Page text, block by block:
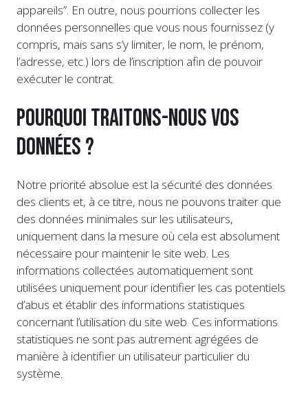
appareils”. En outre, nous pourrions collecter les
données personnelles que vous nous fournissez (y
compris, mais sans s’y limiter, le nom, le prénom,
l’adresse, etc.) lors de l’inscription afin de pouvoir
exécuter le contrat.
Pourquoi traitons-nous vos
données ?
Notre priorité absolue est la sécurité des données
des clients et, à ce titre, nous ne pouvons traiter que
des données minimales sur les utilisateurs,
uniquement dans la mesure où cela est absolument
nécessaire pour maintenir le site web. Les
informations collectées automatiquement sont
utilisées uniquement pour identifier les cas potentiels
d’abus et établir des informations statistiques
concernant l’utilisation du site web. Ces informations
statistiques ne sont pas autrement agrégées de
manière à identifier un utilisateur particulier du
système.